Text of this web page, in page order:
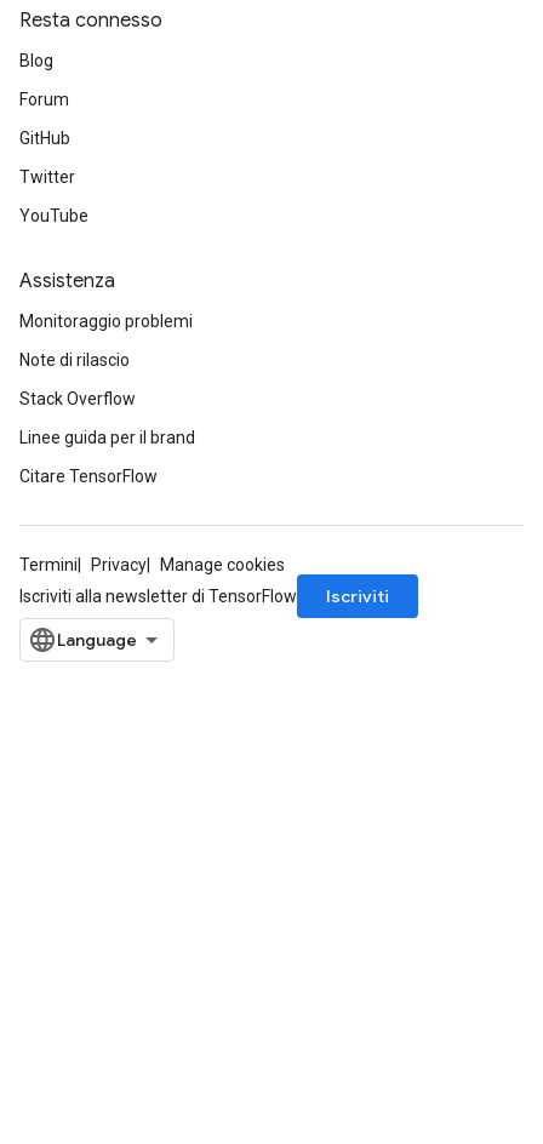
Resta connesso
Blog
Forum
GitHub
Twitter
YouTube
Assistenza
Monitoraggio problemi
Note di rilascio
Stack Overflow
Linee guida per il brand
Citare TensorFlow
Termini Privacy
Manage cookies
Iscriviti alla newsletter di TensorFlow
Iscriviti